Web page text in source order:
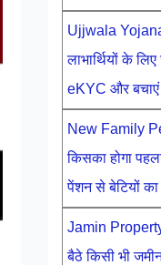
Ujjwala
लाभार्थियों के
eKYC और बचाएं
New Family
किसका होगा
पेंशन से बेटियों का
Jamin
बैठे किसी भी